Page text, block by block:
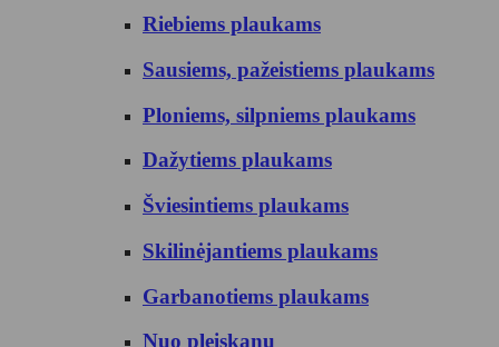
Riebiems plaukams
Sausiems, pažeistiems plaukams
Ploniems, silpniems plaukams
Dažytiems plaukams
Šviesintiems plaukams
Skilinėjantiems plaukams
Garbanotiems plaukams
Nuo pleiskanų